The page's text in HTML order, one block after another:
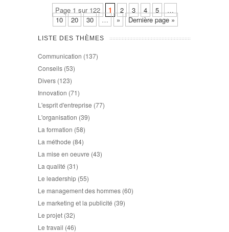
Page 1 sur 122 1 2 3 4 5
…
10
20 30 … » Dernière page »
LISTE DES THÈMES
Communication (137)
Conseils (53)
Divers (123)
Innovation (71)
L'esprit d'entreprise (77)
L'organisation (39)
La formation (58)
La méthode (84)
La mise en oeuvre (43)
La qualité (31)
Le leadership (55)
Le management des hommes (60)
Le marketing et la publicité (39)
Le projet (32)
Le travail (46)